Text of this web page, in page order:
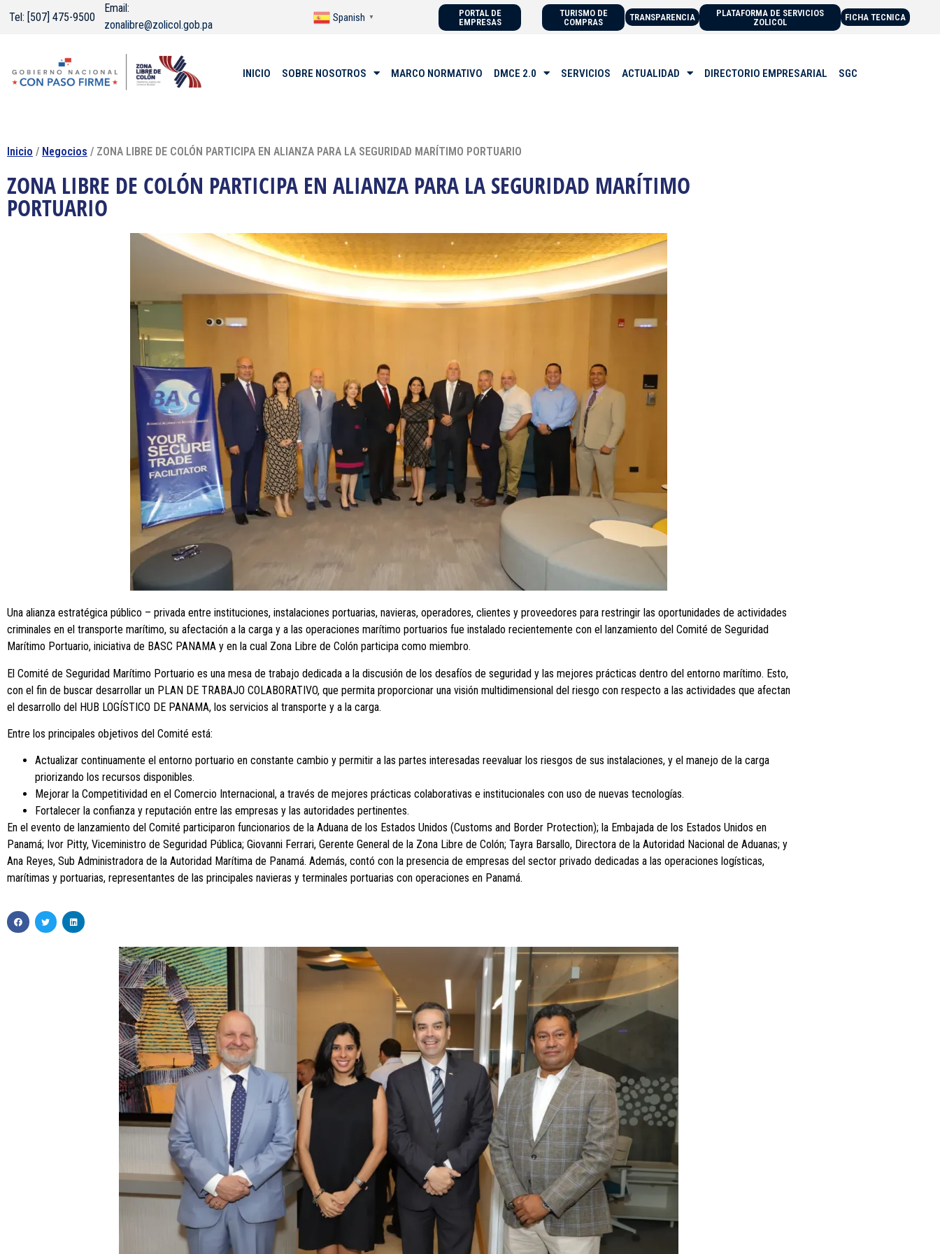
Tel: [507] 475-9500
Email:
zonalibre@zolicol.gob.pa
Spanish ▼
PORTAL DE
EMPRESAS
TURISMO DE
COMPRAS
TRANSPARENCIA
PLATAFORMA DE SERVICIOS
ZOLICOL
FICHA TECNICA
INICIO SOBRE NOSOTROS MARCO NORMATIVO DMCE 2.0 SERVICIOS ACTUALIDAD DIRECTORIO EMPRESARIAL SGC
Inicio / Negocios / ZONA LIBRE DE COLÓN PARTICIPA EN ALIANZA PARA LA SEGURIDAD MARÍTIMO PORTUARIO
ZONA LIBRE DE COLÓN PARTICIPA EN ALIANZA PARA LA SEGURIDAD MARÍTIMO
PORTUARIO
Una alianza estratégica público – privada entre instituciones, instalaciones portuarias, navieras, operadores, clientes y proveedores para restringir las oportunidades de actividades
criminales en el transporte marítimo, su afectación a la carga y a las operaciones marítimo portuarios fue instalado recientemente con el lanzamiento del Comité de Seguridad
Marítimo Portuario, iniciativa de BASC PANAMA y en la cual Zona Libre de Colón participa como miembro.
El Comité de Seguridad Marítimo Portuario es una mesa de trabajo dedicada a la discusión de los desafíos de seguridad y las mejores prácticas dentro del entorno marítimo. Esto,
con el fin de buscar desarrollar un PLAN DE TRABAJO COLABORATIVO, que permita proporcionar una visión multidimensional del riesgo con respecto a las actividades que afectan
el desarrollo del HUB LOGÍSTICO DE PANAMA, los servicios al transporte y a la carga.
Entre los principales objetivos del Comité está:
Actualizar continuamente el entorno portuario en constante cambio y permitir a las partes interesadas reevaluar los riesgos de sus instalaciones, y el manejo de la carga
priorizando los recursos disponibles.
Mejorar la Competitividad en el Comercio Internacional, a través de mejores prácticas colaborativas e institucionales con uso de nuevas tecnologías.
Fortalecer la confianza y reputación entre las empresas y las autoridades pertinentes.
En el evento de lanzamiento del Comité participaron funcionarios de la Aduana de los Estados Unidos (Customs and Border Protection); la Embajada de los Estados Unidos en
Panamá; Ivor Pitty, Viceministro de Seguridad Pública; Giovanni Ferrari, Gerente General de la Zona Libre de Colón; Tayra Barsallo, Directora de la Autoridad Nacional de Aduanas; y
Ana Reyes, Sub Administradora de la Autoridad Marítima de Panamá. Además, contó con la presencia de empresas del sector privado dedicadas a las operaciones logísticas,
marítimas y portuarias, representantes de las principales navieras y terminales portuarias con operaciones en Panamá.